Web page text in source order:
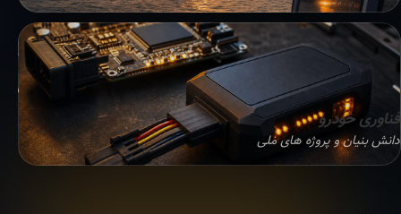
فناوری خودرو
دانش بنیان و پروژه های ملی